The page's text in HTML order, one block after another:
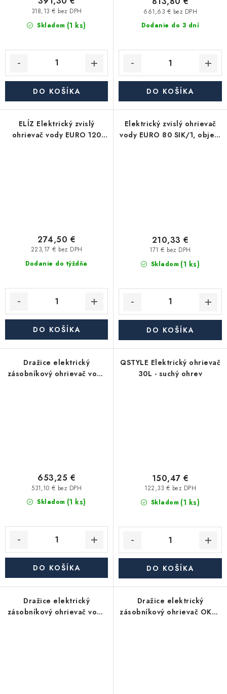
Skladom (1 ks)
318,13 € bez DPH
DO KOŠÍKA
Dodanie do 3 dní
661,63 € bez DPH
DO KOŠÍKA
ELÍZ Elektrický zvislý
ohrievač vody EURO 120
Dodanie do týždňa
223,17 € bez DPH
274,50 €
DO KOŠÍKA
Elektrický zvislý ohrievač
vody EURO 80 SIK/1, objem
Skladom (1 ks)
171 € bez DPH
210,33 €
DO KOŠÍKA
Dražice elektrický
zásobníkový ohrievač vody
Skladom (1 ks)
531,10 € bez DPH
653,25 €
DO KOŠÍKA
QSTYLE Elektrický ohrievač
30L - suchý ohrev
Skladom (1 ks)
122,33 € bez DPH
150,47 €
DO KOŠÍKA
Dražice elektrický
zásobníkový ohrievač vody
Dražice elektrický
zásobníkový ohrievač OKCE